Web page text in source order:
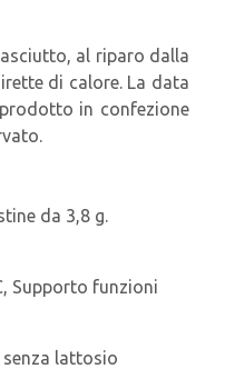
al riparo dalla
di calore. La data
in confezione
da 3,8 g.
Supporto funzioni
senza lattosio